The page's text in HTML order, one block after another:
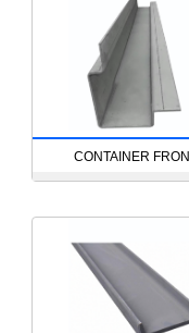
CONTAINER FRON